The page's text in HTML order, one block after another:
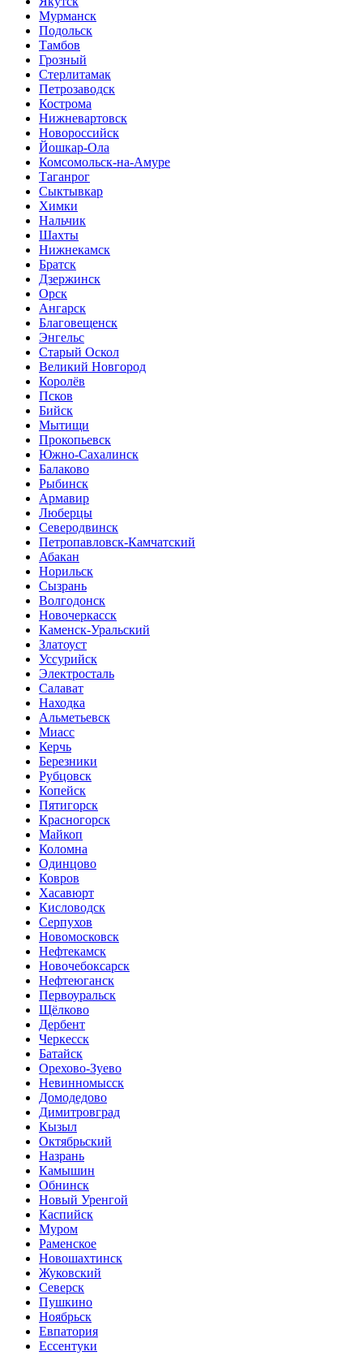
Мурманск
Подольск
Тамбов
Грозный
Стерлитамак
Петрозаводск
Кострома
Нижневартовск
Новороссийск
Йошкар-Ола
Комсомольск-на-Амуре
Таганрог
Сыктывкар
Химки
Нальчик
Шахты
Нижнекамск
Братск
Дзержинск
Орск
Ангарск
Благовещенск
Энгельс
Старый Оскол
Великий Новгород
Королёв
Псков
Бийск
Мытищи
Прокопьевск
Южно-Сахалинск
Балаково
Рыбинск
Армавир
Люберцы
Северодвинск
Петропавловск-Камчатский
Абакан
Норильск
Сызрань
Волгодонск
Новочеркасск
Каменск-Уральский
Златоуст
Уссурийск
Электросталь
Салават
Находка
Альметьевск
Миасс
Керчь
Березники
Рубцовск
Копейск
Пятигорск
Красногорск
Майкоп
Коломна
Одинцово
Ковров
Хасавюрт
Кисловодск
Серпухов
Новомосковск
Нефтекамск
Новочебоксарск
Нефтеюганск
Первоуральск
Щёлково
Дербент
Черкесск
Батайск
Орехово-Зуево
Невинномысск
Домодедово
Димитровград
Кызыл
Октябрьский
Назрань
Камышин
Обнинск
Новый Уренгой
Каспийск
Муром
Раменское
Новошахтинск
Жуковский
Северск
Пушкино
Ноябрьск
Евпатория
Ессентуки